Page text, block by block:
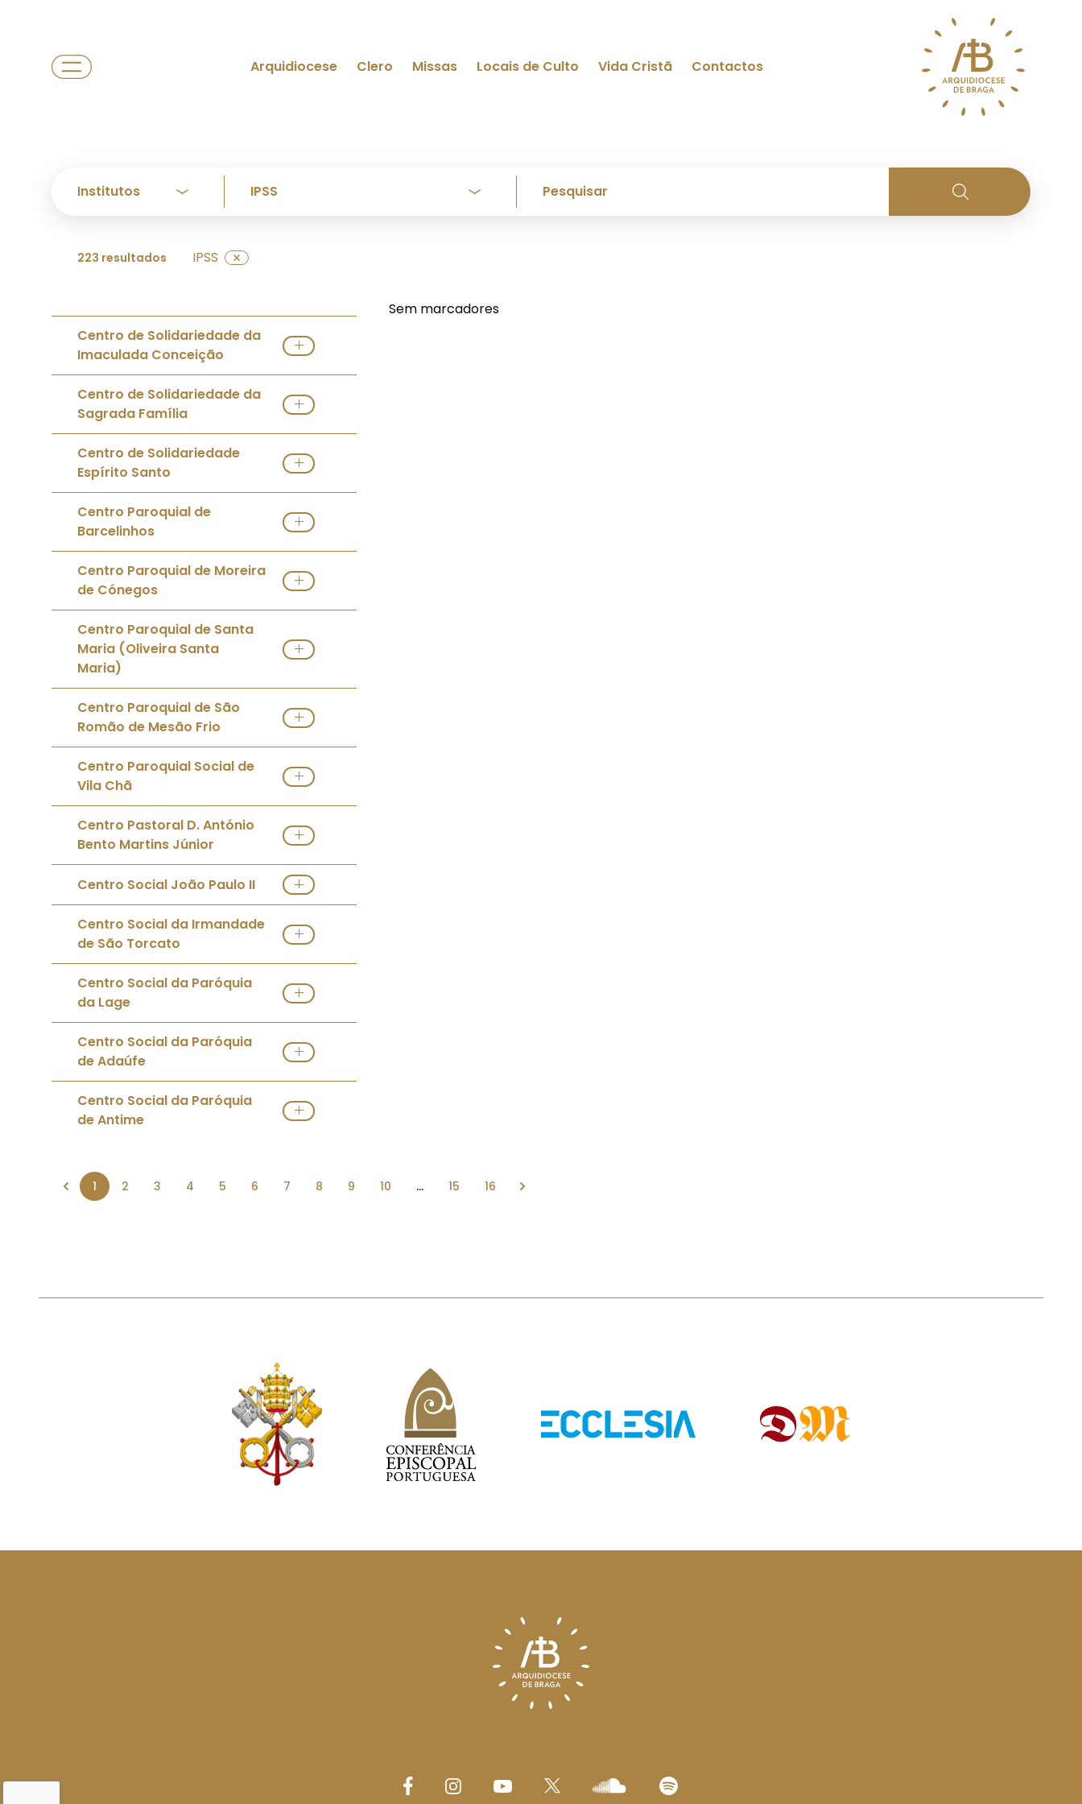
Arquidiocese Clero Missas Locais de Culto Vida Cristã Contactos
223 resultados IPSS
Centro de Solidariedade da
Imaculada Conceição
Ver IPSS
Centro de Solidariedade da
Sagrada Família
Ver IPSS
Centro de Solidariedade
Espírito Santo
Ver IPSS
Centro Paroquial de
Barcelinhos
Ver IPSS
Centro Paroquial de Moreira
de Cónegos
Ver IPSS
Centro Paroquial de Santa
Maria (Oliveira Santa
Maria)
Ver IPSS
Centro Paroquial de São
Romão de Mesão Frio
Ver IPSS
Centro Paroquial Social de
Vila Chã
Ver IPSS
Centro Pastoral D. António
Bento Martins Júnior
Ver IPSS
Centro Social João Paulo II
Ver IPSS
Centro Social da Irmandade
de São Torcato
Ver IPSS
Centro Social da Paróquia
da Lage
Ver IPSS
Centro Social da Paróquia
de Adaúfe
Ver IPSS
Centro Social da Paróquia
de Antime
1
2 3 4 5 6 7 8 9 10 ... 15 16
Sem marcadores